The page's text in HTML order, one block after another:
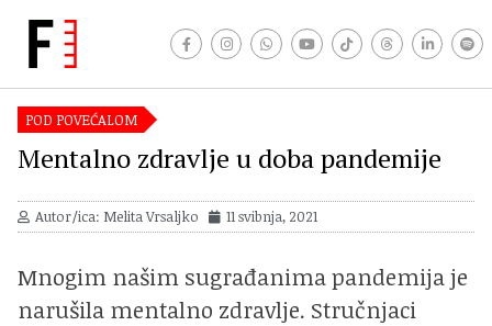
POD POVEĆALOM
Mentalno zdravlje u doba pandemije
Autor/ica: Melita Vrsaljko 11 svibnja, 2021
Mnogim našim sugrađanima pandemija je
narušila mentalno zdravlje. Stručnjaci